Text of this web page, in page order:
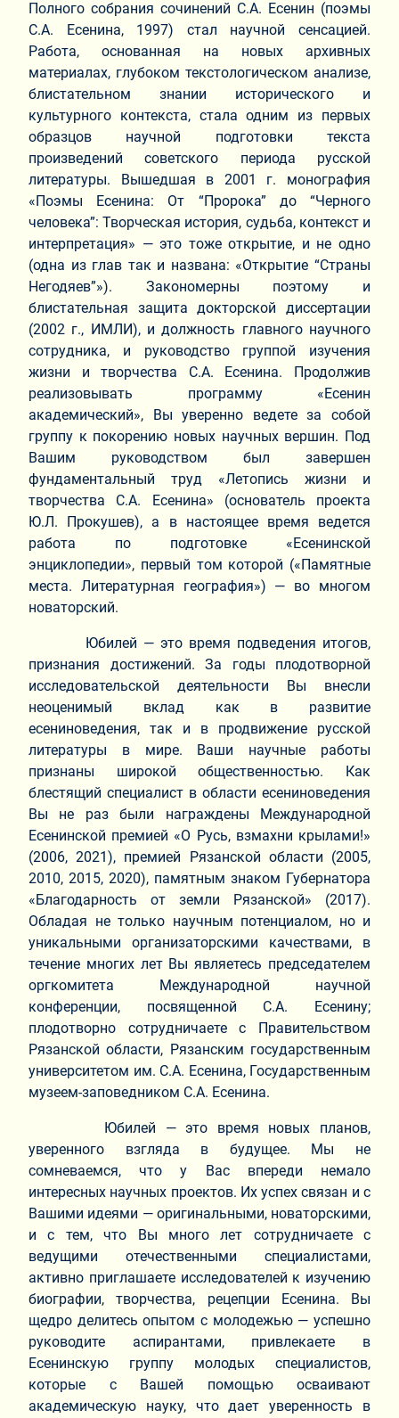
Полного собрания сочинений С.А. Есенин (поэмы
С.А. Есенина, 1997) стал научной сенсацией.
Работа, основанная на новых архивных
материалах, глубоком текстологическом анализе,
блистательном знании исторического и
культурного контекста, стала одним из первых
образцов научной подготовки текста
произведений советского периода русской
литературы. Вышедшая в 2001 г. монография
«Поэмы Есенина: От “Пророка” до “Черного
человека”: Творческая история, судьба, контекст и
интерпретация» — это тоже открытие, и не одно
(одна из глав так и названа: «Открытие “Страны
Негодяев”»). Закономерны поэтому и
блистательная защита докторской диссертации
(2002 г., ИМЛИ), и должность главного научного
сотрудника, и руководство группой изучения
жизни и творчества С.А. Есенина. Продолжив
реализовывать программу «Есенин
академический», Вы уверенно ведете за собой
группу к покорению новых научных вершин. Под
Вашим руководством был завершен
фундаментальный труд «Летопись жизни и
творчества С.А. Есенина» (основатель проекта
Ю.Л. Прокушев), а в настоящее время ведется
работа по подготовке «Есенинской
энциклопедии», первый том которой («Памятные
места. Литературная география») — во многом
новаторский.
Юбилей — это время подведения итогов,
признания достижений. За годы плодотворной
исследовательской деятельности Вы внесли
неоценимый вклад как в развитие
есениноведения, так и в продвижение русской
литературы в мире. Ваши научные работы
признаны широкой общественностью. Как
блестящий специалист в области есениноведения
Вы не раз были награждены Международной
Есенинской премией «О Русь, взмахни крылами!»
(2006, 2021), премией Рязанской области (2005,
2010, 2015, 2020), памятным знаком Губернатора
«Благодарность от земли Рязанской» (2017).
Обладая не только научным потенциалом, но и
уникальными организаторскими качествами, в
течение многих лет Вы являетесь председателем
оргкомитета Международной научной
конференции, посвященной С.А. Есенину;
плодотворно сотрудничаете с Правительством
Рязанской области, Рязанским государственным
университетом им. С.А. Есенина, Государственным
музеем-заповедником С.А. Есенина.
Юбилей — это время новых планов,
уверенного взгляда в будущее. Мы не
сомневаемся, что у Вас впереди немало
интересных научных проектов. Их успех связан и с
Вашими идеями — оригинальными, новаторскими,
и с тем, что Вы много лет сотрудничаете с
ведущими отечественными специалистами,
активно приглашаете исследователей к изучению
биографии, творчества, рецепции Есенина. Вы
щедро делитесь опытом с молодежью — успешно
руководите аспирантами, привлекаете в
Есенинскую группу молодых специалистов,
которые с Вашей помощью осваивают
академическую науку, что дает уверенность в